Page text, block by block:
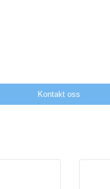
Kontakt oss